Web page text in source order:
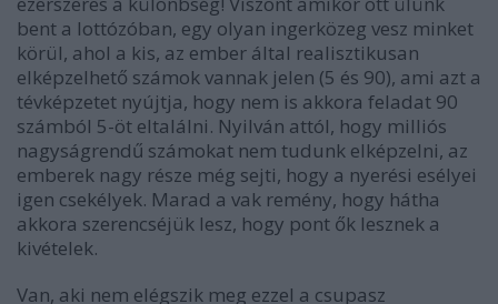
bent a lottózóban, egy olyan ingerközeg vesz minket
körül, ahol a kis, az ember által realisztikusan
elképzelhető számok vannak jelen (5 és 90), ami azt a
tévképzetet nyújtja, hogy nem is akkora feladat 90
számból 5-öt eltalálni. Nyilván attól, hogy milliós
nagyságrendű számokat nem tudunk elképzelni, az
emberek nagy része még sejti, hogy a nyerési esélyei
igen csekélyek. Marad a vak remény, hogy hátha
akkora szerencséjük lesz, hogy pont ők lesznek a
kivételek.
Van, aki nem elégszik meg ezzel a csupasz